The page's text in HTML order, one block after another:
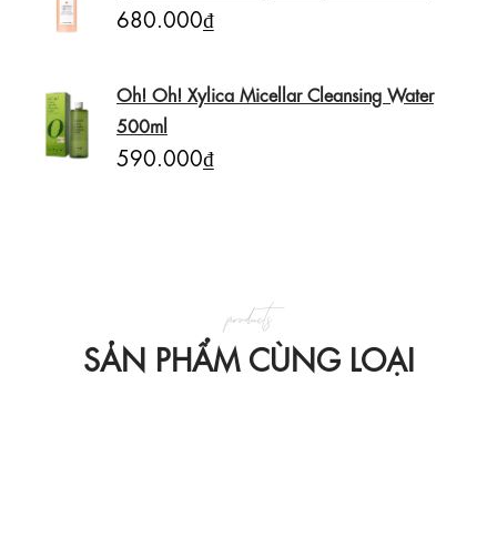
680.000₫
Oh! Oh! Xylica Micellar Cleansing Water
500ml
590.000₫
SẢN PHẨM CÙNG LOẠI
products